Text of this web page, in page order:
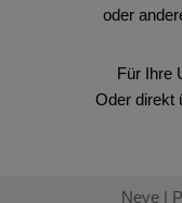
oder
Für Ihre
Oder direkt
Neve |